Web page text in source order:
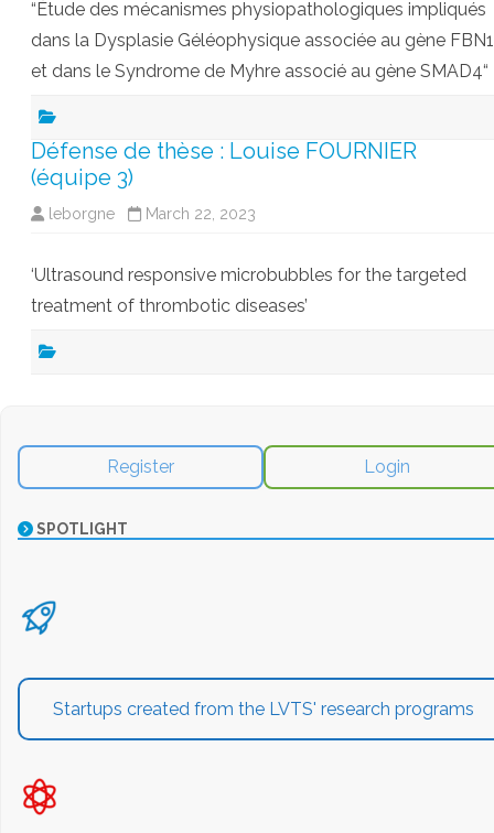
“Étude des mécanismes physiopathologiques impliqués
dans la Dysplasie Géléophysique associée au gène FBN1
et dans le Syndrome de Myhre associé au gène SMAD4“
Défense de thèse : Louise FOURNIER
(équipe 3)
leborgne March 22, 2023
‘Ultrasound responsive microbubbles for the targeted
treatment of thrombotic diseases’
Register Login
SPOTLIGHT
Startups created from the LVTS' research programs